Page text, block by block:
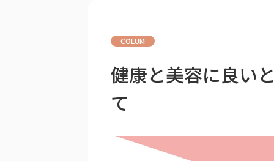
COLUM
健康と美容に良い
て